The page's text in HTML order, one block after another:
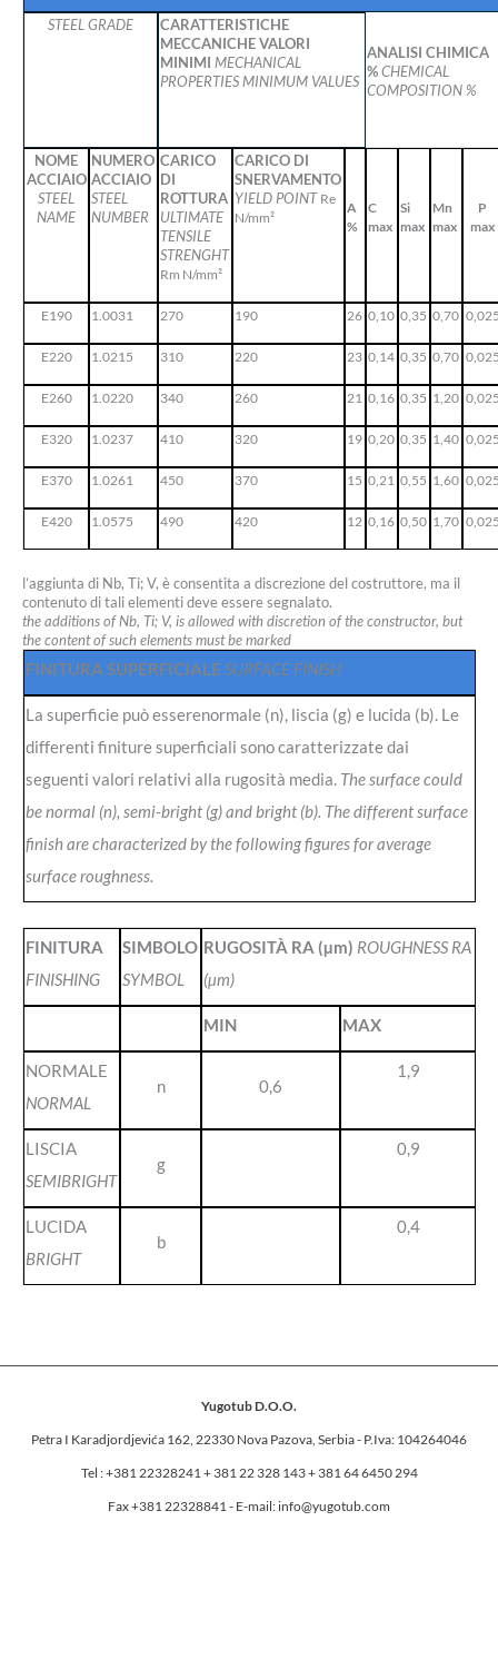
STEEL GRADE
CARATTERISTICHE
MECCANICHE VALORI
MINIMIMECHANICAL
PROPERTIES MINIMUM VALUES
ANALISI CHIMICA
%CHEMICAL
COMPOSITION %
NOME
ACCIAIO
STEEL
NAME
NUMERO
ACCIAIO
STEEL
NUMBER
CARICO
DI
ROTTURA
ULTIMATE
TENSILE
STRENGHT
Rm N/mm²
CARICO DI
SNERVAMENTO
YIELD POINT Re
N/mm²
A
%
C
max
Si
max
Mn
max
P
max
E190 1.0031 270 190 26 0,10 0,35 0,70
E220 1.0215 310 220 23 0,14 0,35 0,70
E260 1.0220 340 260 21 0,16 0,35 1,20
E320 1.0237 410 320 19 0,20 0,35 1,40
E370 1.0261 450 370 15 0,21 0,55 1,60
E420 1.0575 490 420 12 0,16 0,50 1,70
l’aggiunta di Nb, Ti; V, è consentita a discrezione del costruttore, ma il
contenuto di tali elementi deve essere segnalato.
the additions of Nb, Ti; V, is allowed with discretion of the constructor, but
the content of such elements must be marked
FINITURA SUPERFICIALESURFACE FINISH
La superficie può esserenormale (n), liscia (g) e lucida (b). Le
differenti finiture superficiali sono caratterizzate dai
seguenti valori relativi alla rugosità media. The surface could
be normal (n), semi-bright (g) and bright (b). The different surface
finish are characterized by the following figures for average
surface roughness.
FINITURA
FINISHING
SIMBOLO
SYMBOL
RUGOSITÀ RA (µm) ROUGHNESS RA
(µm)
MIN MAX
NORMALE
NORMAL
n 0,6
1,9
LISCIA
SEMIBRIGHT
g
0,9
LUCIDA
BRIGHT
b
0,4
Yugotub D.O.O.
Petra I Karadjordjevića 162, 22330 Nova Pazova, Serbia - P.Iva: 104264046
Tel : +381 22328241 + 381 22 328 143 + 381 64 6450 294
Fax +381 22328841 - E-mail: info@yugotub.com